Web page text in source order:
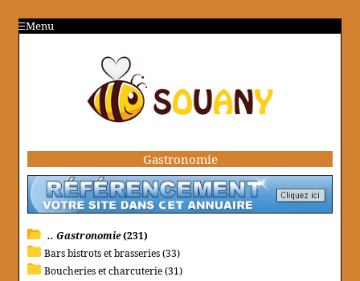
Menu
Gastronomie
.. Gastronomie(231)
Bars bistrots et brasseries (33)
Boucheries et charcuterie (31)